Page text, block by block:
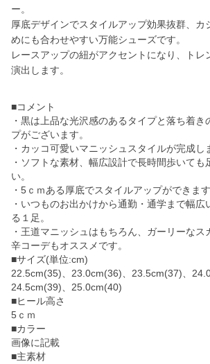
ー。
厚底デザインでスタイルアップ効果抜群、カ
めにも合わせやすい万能シューズです。
レースアップの紐がアクセントになり、トレ
演出します。
■コメント
・黒は上品な光沢感のあるタイプと落ち着き
プがございます。
・カッコ可愛いマニッシュスタイルが完成し
・ソフトな素材、幅広設計で長時間歩いても
い。
・5ｃｍある厚底でスタイルアップができます
・いつものお出かけから通勤・通学まで幅広
る１足。
・王道マニッシュはもちろん、ガーリーな
辛コーデもオススメです。
■サイズ(単位:cm)
22.5cm(35)、23.0cm(36)、23.5cm(37)、
24.5cm(39)、25.0cm(40)
■ヒール高さ
5ｃｍ
■カラー
画像に記載
■主素材